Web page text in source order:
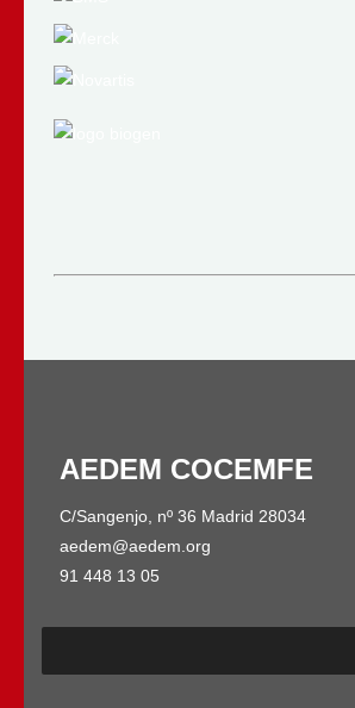
AEDEM COCEMFE
C/Sangenjo, nº 36 Madrid 28034
aedem@aedem.org
91 448 13 05